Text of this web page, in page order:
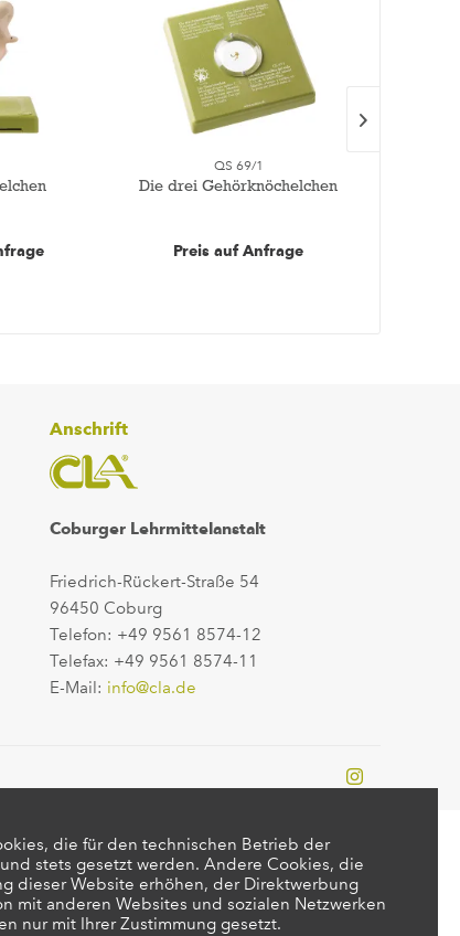
QS 69/1
Die drei Gehörknöchelchen
Preis auf Anfrage
Anschrift
Coburger Lehrmittelanstalt
Friedrich-Rückert-Straße 54
96450 Coburg
Telefon: +49 9561 8574-12
Telefax: +49 9561 8574-11
E-Mail: info@cla.de
die für den technischen Betrieb der
stets gesetzt werden. Andere Cookies, die
dieser Website erhöhen, der Direktwerbung
mit anderen Websites und sozialen Netzwerken
nur mit Ihrer Zustimmung gesetzt.